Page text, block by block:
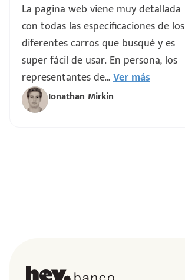
La pagina web viene muy detallada
con todas las especificaciones de los
diferentes carros que busqué y es
super fácil de usar. En persona, los
representantes de...Ver más
Ionathan Mirkin